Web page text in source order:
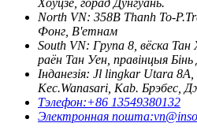
Хоўцзе, горад Дунгуань.
North VN: 358B Thanh To-
Фонг, В'етнам
South VN: Група 8, вёска Тан
раён Тан Уен, правінцыя Бінь
Інданезія: Jl lingkar Utara
Kec.Wanasari, Kab. Брэбес,
Тэлефон:+86 13549380132
Электронная пошта: